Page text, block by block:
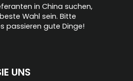
in China suchen,
Wahl sein. Bitte
passieren gute Dinge!
UNS